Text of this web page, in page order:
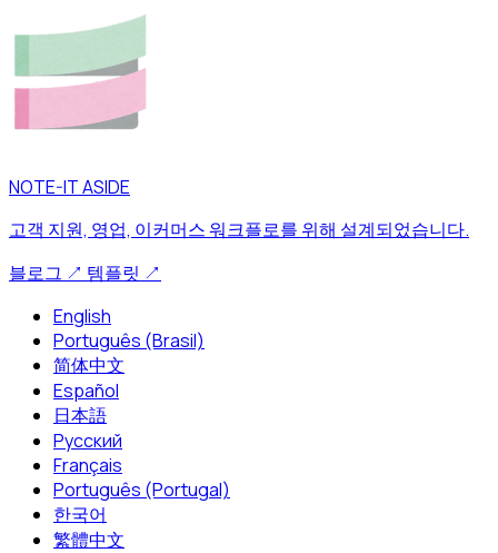
NOTE-IT ASIDE
고객 지원, 영업, 이커머스 워크플로를 위해 설계되었습니다.
블로그 ↗ 템플릿 ↗
English
Português (Brasil)
简体中文
Español
日本語
Русский
Français
Português (Portugal)
한국어
繁體中文